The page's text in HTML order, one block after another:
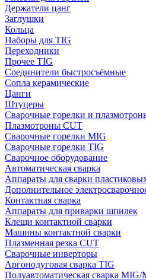
Держатели цанг
Заглушки
Кольца
Наборы для TIG
Переходники
Прочее TIG
Соединители быстросъёмные
Сопла керамические
Цанги
Штуцеры
Сварочные горелки и
Плазмотроны CUT
Сварочные горелки MIG
Сварочные горелки TIG
Сварочное оборудование
Автоматическая сварка
Аппараты для сварки
Дополнительное
Контактная сварка
Аппараты для приварки шпилек
Клещи контактной сварки
Машины контактной сварки
Плазменная резка CUT
Сварочные инверторы
Аргонодуговая сварка TIG
Полуавтоматическая сварка MIG/